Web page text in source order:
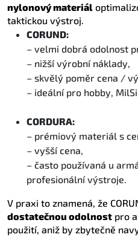
nylonový materiál
taktickou výstroj.
CORUND:
– velmi dobrá odolnost
– nižší výrobní náklady,
– skvělý poměr cena /
– ideální pro hobby,
CORDURA:
– prémiový materiál s
– vyšší cena,
– často používaná u
profesionální výstroje.
V praxi to znamená, že
dostatečnou odolnost pro
použití, aniž by zbytečně